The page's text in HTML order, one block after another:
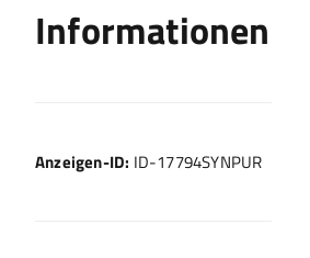
Informationen
Anzeigen-ID: ID-17794SYNPUR